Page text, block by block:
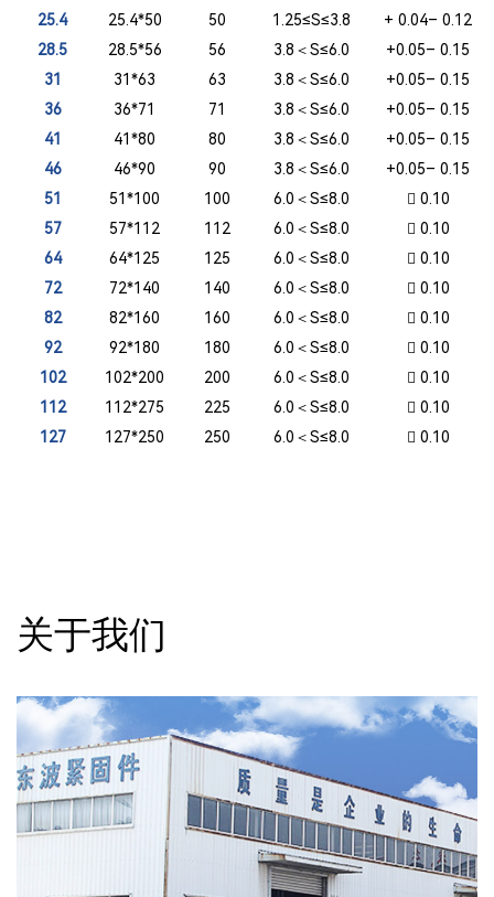
25.4
25.4*50 50 1.25≤S≤3.8
+ 0.04– 0.12
28.5
28.5*56 56 3.8＜S≤6.0
+0.05– 0.15
31
31*63 63 3.8＜S≤6.0
+0.05– 0.15
36
36*71 71 3.8＜S≤6.0
+0.05– 0.15
41
41*80 80 3.8＜S≤6.0
+0.05– 0.15
46
46*90 90 3.8＜S≤6.0
+0.05– 0.15
51
51*100 100 6.0＜S≤8.0
 0.10
57
57*112 112 6.0＜S≤8.0
 0.10
64
64*125 125 6.0＜S≤8.0
 0.10
72
72*140 140 6.0＜S≤8.0
 0.10
82
82*160 160 6.0＜S≤8.0
 0.10
92
92*180 180 6.0＜S≤8.0
 0.10
102
102*200 200 6.0＜S≤8.0
 0.10
112
112*275 225 6.0＜S≤8.0
 0.10
127
127*250 250 6.0＜S≤8.0  0.10
关于我们